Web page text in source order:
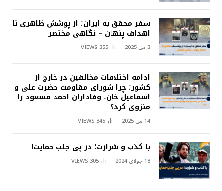
سفر محقق به ایران؛ از پوشش ظاهری تا
اهداف پنهان – نگاهی مختصر
3 می 2025 355
VIEWS
ادامه اختلافات مخالفین در خارج از
کشور؛ چرا شورای مقاومت حضرت علی و
اسماعیل خان، وفاداران احمد مسعود را
منزوی کرد؟
14 می 2025 345
VIEWS
با کذب و شرارت؛ در پی جلب حمایت!
18 جولای 2024 305
VIEWS